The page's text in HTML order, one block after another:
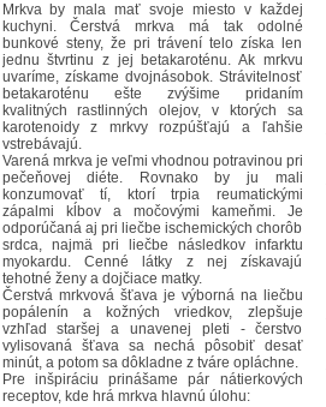
Mrkva by mala mať svoje miesto v každej
kuchyni. Čerstvá mrkva má tak odolné
bunkové steny, že pri trávení telo získa len
jednu štvrtinu z jej betakaroténu. Ak mrkvu
uvaríme, získame dvojnásobok. Strávitelnosť
betakaroténu ešte zvýšime pridaním
kvalitných rastlinných olejov, v ktorých sa
karotenoidy z mrkvy rozpúšťajú a ľahšie
vstrebávajú.
Varená mrkva je veľmi vhodnou potravinou pri
pečeňovej diéte. Rovnako by ju mali
konzumovať tí, ktorí trpia reumatickými
zápalmi kĺbov a močovými kameňmi. Je
odporúčaná aj pri liečbe ischemických chorôb
srdca, najmä pri liečbe následkov infarktu
myokardu. Cenné látky z nej získavajú
tehotné ženy a dojčiace matky.
Čerstvá mrkvová šťava je výborná na liečbu
popálenín a kožných vriedkov, zlepšuje
vzhľad staršej a unavenej pleti - čerstvo
vylisovaná šťava sa nechá pôsobiť desať
minút, a potom sa dôkladne z tváre opláchne.
Pre inšpiráciu prinášame pár nátierkových
receptov, kde hrá mrkva hlavnú úlohu: